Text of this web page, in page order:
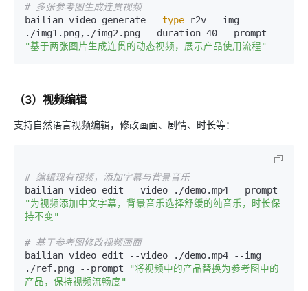
# 多张参考图生成连贯视频
bailian video generate --type r2v --img
"基于两张图片生成连贯的动态视频，展示产品使用流程"
（3）视频编辑
支持自然语言视频编辑，修改画面、剧情、时长等：
# 编辑现有视频，添加字幕与背景音乐
"为视频添加中文字幕，背景音乐选择舒缓的纯音乐，时长保
持不变"
# 基于参考图修改视频画面
bailian video edit --video ./demo.mp4 --img
./ref.png --prompt
"将视频中的产品替换为参考图中的
产品，保持视频流畅度"